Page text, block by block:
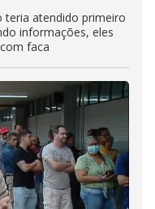
teria atendido primeiro
informações, eles
faca